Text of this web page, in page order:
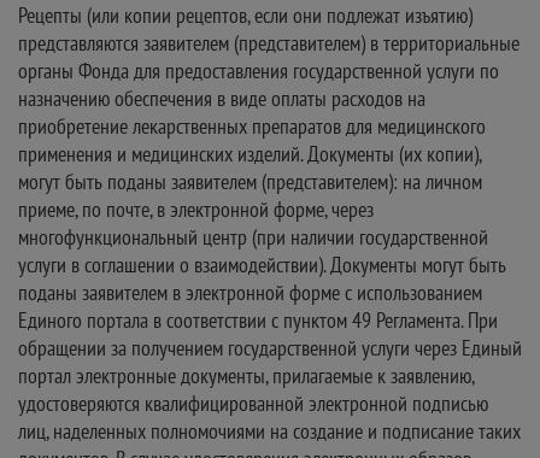
Рецепты (или копии рецептов, если они подлежат изъятию)
представляются заявителем (представителем) в территориальные
органы Фонда для предоставления государственной услуги по
назначению обеспечения в виде оплаты расходов на
приобретение лекарственных препаратов для медицинского
применения и медицинских изделий. Документы (их копии),
могут быть поданы заявителем (представителем): на личном
приеме, по почте, в электронной форме, через
многофункциональный центр (при наличии государственной
услуги в соглашении о взаимодействии). Документы могут быть
поданы заявителем в электронной форме с использованием
Единого портала в соответствии с пунктом 49 Регламента. При
обращении за получением государственной услуги через Единый
портал электронные документы, прилагаемые к заявлению,
удостоверяются квалифицированной электронной подписью
лиц, наделенных полномочиями на создание и подписание таких